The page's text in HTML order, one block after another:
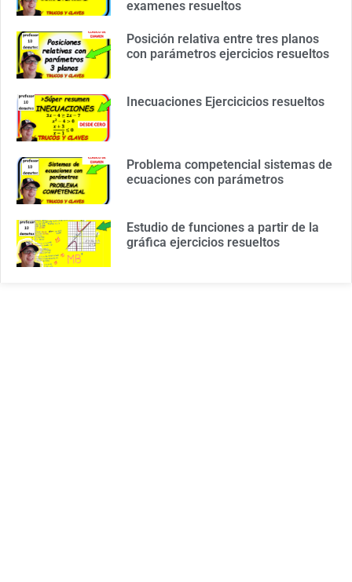
examenes resueltos
Posición relativa entre tres planos
con parámetros ejercicios resueltos
Inecuaciones Ejercicicios resueltos
Problema competencial sistemas de
ecuaciones con parámetros
Estudio de funciones a partir de la
gráfica ejercicios resueltos